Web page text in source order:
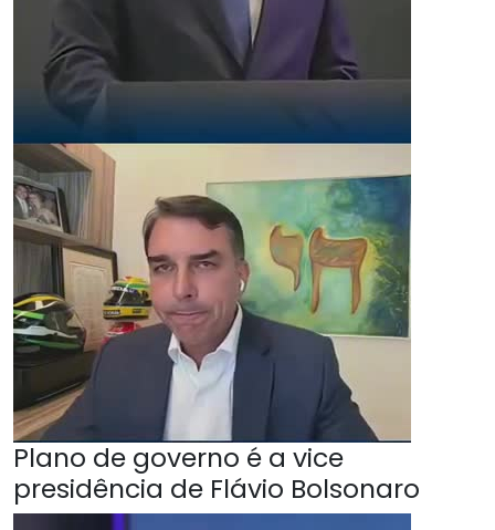
Plano de governo é a vice
presidência de Flávio Bolsonaro